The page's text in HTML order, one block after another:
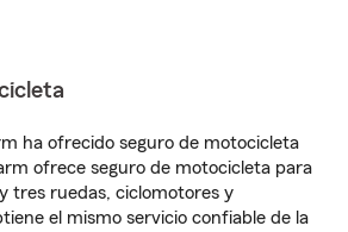
ha ofrecido seguro de motocicleta
ofrece seguro de motocicleta para
tres ruedas, ciclomotores y
el mismo servicio confiable de la